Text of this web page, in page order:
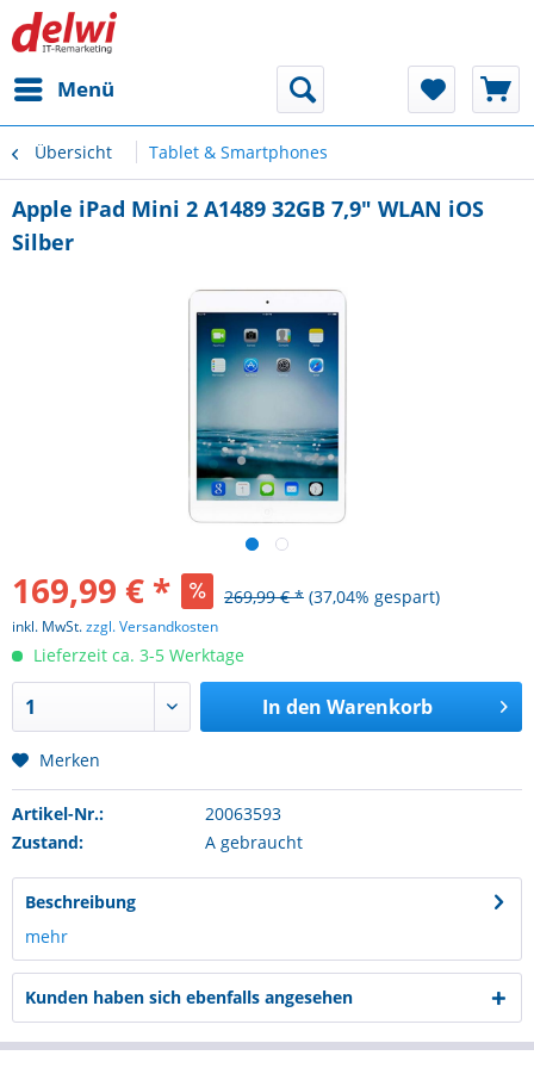
Menü
Übersicht Tablet & Smartphones
Apple iPad Mini 2 A1489 32GB 7,9" WLAN iOS
Silber
169,99 € * 269,99 € * (37,04% gespart)
inkl. MwSt.zzgl. Versandkosten
Lieferzeit ca. 3-5 Werktage
In den Warenkorb
Merken
Artikel-Nr.:
20063593
Zustand:
A gebraucht
Beschreibung
mehr
Kunden haben sich ebenfalls angesehen